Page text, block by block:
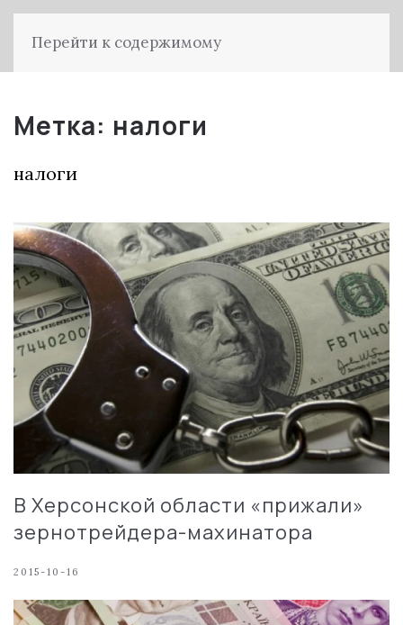
Перейти к содержимому
Метка: налоги
налоги
В Херсонской области «прижали»
зернотрейдера-махинатора
2015-10-16